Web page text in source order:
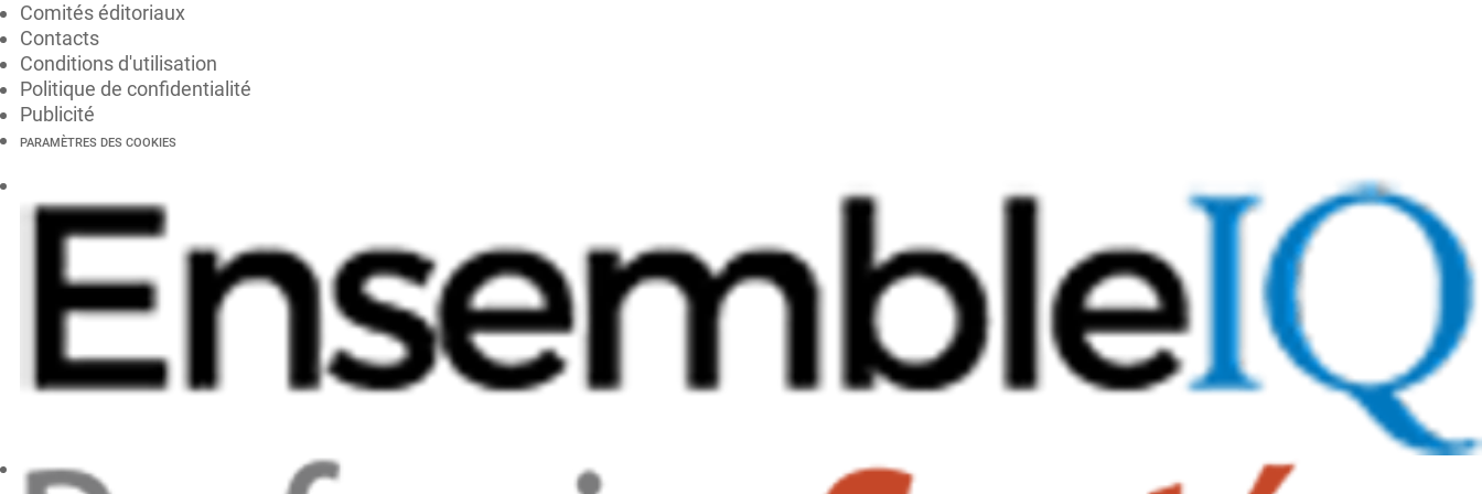
Comités éditoriaux
Contacts
Conditions d'utilisation
Politique de confidentialité
Publicité
PARAMÈTRES DES COOKIES